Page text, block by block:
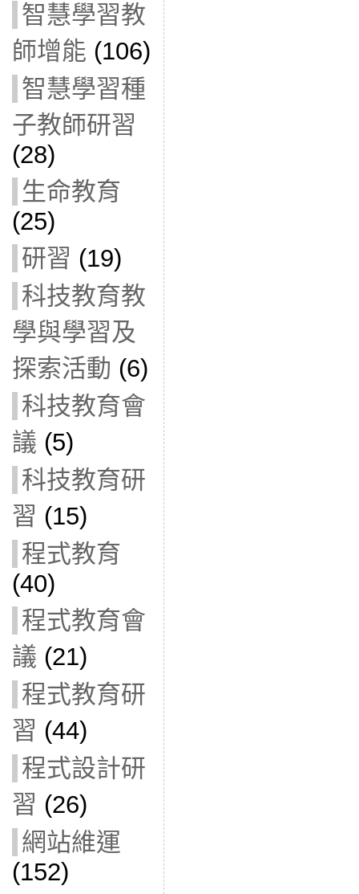
智慧學習教
師增能 (106)
智慧學習種
子教師研習
(28)
生命教育
(25)
研習 (19)
科技教育教
學與學習及
探索活動 (6)
科技教育會
議 (5)
科技教育研
習 (15)
程式教育
(40)
程式教育會
議 (21)
程式教育研
習 (44)
程式設計研
習 (26)
網站維運
(152)